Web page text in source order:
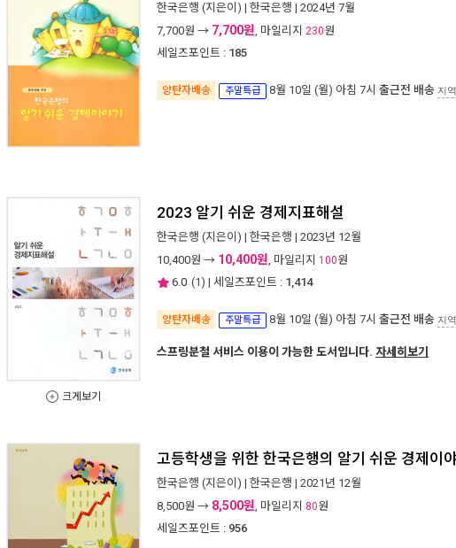
한국은행 (지은이) | 한국은행 | 2024년 7월
7,700원 → 7,700원, 마일리지 230원
세일즈포인트 : 185
양탄자배송 주말특급 8월 10일 (월) 아침 7시 출근전 배송 지
크게보기
2023 알기 쉬운 경제지표해설
한국은행 (지은이) | 한국은행 | 2023년 12월
10,400원 → 10,400원, 마일리지 100원
6.0 (1) | 세일즈포인트 : 1,414
양탄자배송 주말특급 8월 10일 (월) 아침 7시 출근전 배송 지
스프링분철 서비스 이용이 가능한 도서입니다. 자세히보기
고등학생을 위한 한국은행의 알기 쉬운 경제이야
한국은행 (지은이) | 한국은행 | 2021년 12월
8,500원 → 8,500원, 마일리지 80원
세일즈포인트 : 956